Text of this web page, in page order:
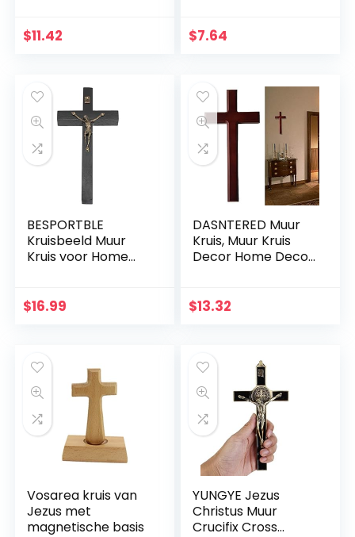
Jezus Kruis
$11.42
Ornamenten Jezus
$7.64
BESPORTBLE
Kruisbeeld Muur
Kruis voor Home
Kruisbeeld
$16.99
DASNTERED Muur
Kruis, Muur Kruis
Decor Home Decor
Kruis Eenvoudige
$13.32
Vosarea kruis van
Jezus met
magnetische basis
YUNGYE Jezus
Christus Muur
Crucifix Cross